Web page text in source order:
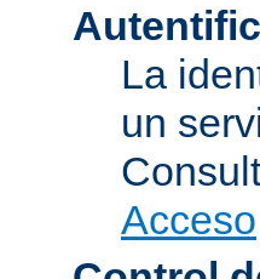
La
un
Acceso